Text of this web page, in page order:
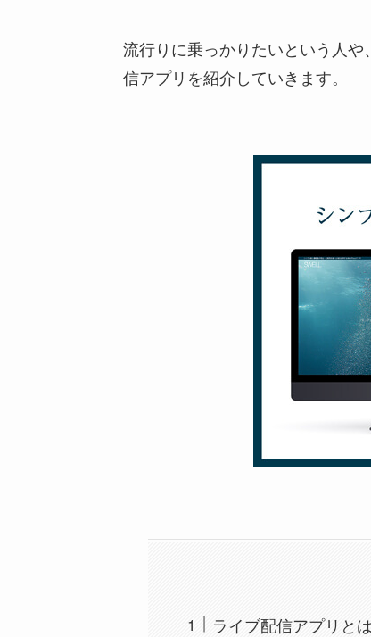
流行りに乗っかりたいという人
信アプリを紹介していきます。
ライブ配信アプリとは